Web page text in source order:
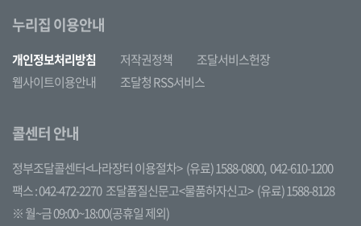
누리집 이용안내
개인정보처리방침 저작권정책
조달서비스헌장
웹사이트이용안내
조달청 RSS서비스
콜센터 안내
정부조달콜센터<나라장터 이용절차> (유료) 1588-0800, 042-610-1200
팩스 : 042-472-2270 조달품질신문고<물품하자신고> (유료) 1588-8128
※ 월~금 09:00~18:00(공휴일 제외)